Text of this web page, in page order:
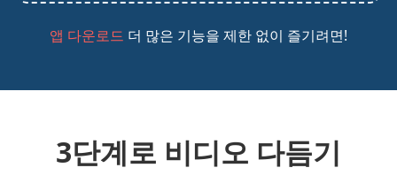
앱 다운로드 더 많은 기능을 제한 없이 즐기려면!
3단계로 비디오 다듬기